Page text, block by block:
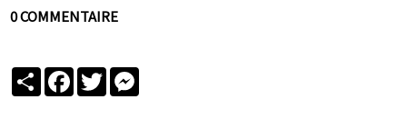
0 COMMENTAIRE
PartagerFacebook
Twitter